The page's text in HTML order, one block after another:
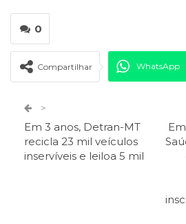
0
Compartilhar WhatsApp
ReddIt Pinterest
>
Em 3 anos, Detran-MT
recicla 23 mil veículos
inservíveis e leiloa 5 mil